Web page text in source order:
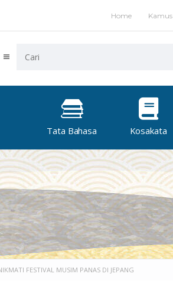
Home Kamus
Tata Bahasa Kosakata
FESTIVAL MUSIM PANAS DI JEPANG